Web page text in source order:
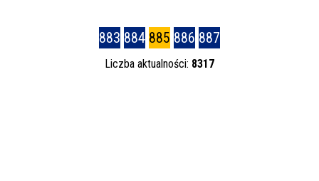
—
883 884 885 886 887
Liczba aktualności: 8317